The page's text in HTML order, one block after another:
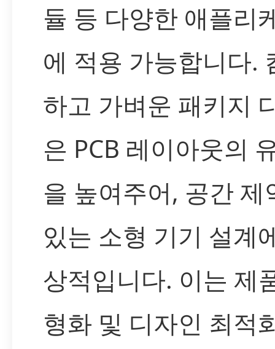
듈 등 다양한 애플리
에 적용 가능합니다.
하고 가벼운 패키지
은 PCB 레이아웃의
을 높여주어, 공간 제
있는 소형 기기 설계
상적입니다. 이는 제
형화 및 디자인 최적